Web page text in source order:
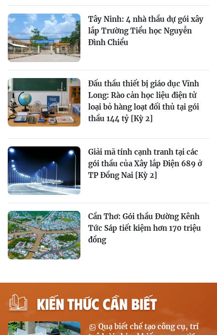
Tây Ninh: 4 nhà thầu dự gói xây
lắp Trường Tiểu học Nguyễn
Đình Chiểu
Đấu thầu thiết bị giáo dục Vĩnh
Long: Rào cản học liệu điện tử
loại bỏ hàng loạt đối thủ tại gói
thầu 144 tỷ [Kỳ 2]
Giải mã tính cạnh tranh tại các
gói thầu của Xây lắp Điện 689 ở
TP Đồng Nai [Kỳ 2]
Cần Thơ: Gói thầu Đường Kênh
Tức Sáp tiết kiệm hơn 170 triệu
đồng
KIẾN THỨC CẦN BIẾT
Quạ biết chế tạo công cụ, trí